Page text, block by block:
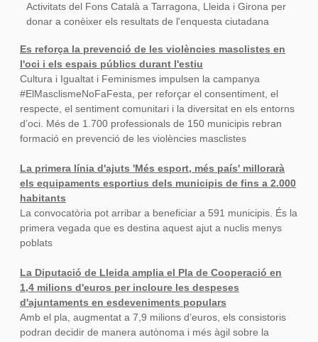
Activitats del Fons Català a Tarragona, Lleida i Girona per
donar a conèixer els resultats de l'enquesta ciutadana
Es reforça la prevenció de les violències masclistes en
l'oci i els espais públics durant l'estiu
Cultura i Igualtat i Feminismes impulsen la campanya
#ElMasclismeNoFaFesta, per reforçar el consentiment, el
respecte, el sentiment comunitari i la diversitat en els entorns
d’oci. Més de 1.700 professionals de 150 municipis rebran
formació en prevenció de les violències masclistes
La primera línia d'ajuts 'Més esport, més país' millorarà
els equipaments esportius dels municipis de fins a 2.000
habitants
La convocatòria pot arribar a beneficiar a 591 municipis. És la
primera vegada que es destina aquest ajut a nuclis menys
poblats
La Diputació de Lleida amplia el Pla de Cooperació en
1,4 milions d'euros per incloure les despeses
d'ajuntaments en esdeveniments populars
Amb el pla, augmentat a 7,9 milions d’euros, els consistoris
podran decidir de manera autònoma i més àgil sobre la